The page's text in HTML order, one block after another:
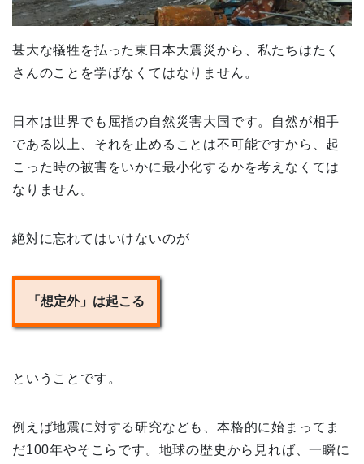
甚大な犠牲を払った東日本大震災から、私たちはたく
さんのことを学ばなくてはなりません。
日本は世界でも屈指の自然災害大国です。自然が相手
である以上、それを止めることは不可能ですから、起
こった時の被害をいかに最小化するかを考えなくては
なりません。
絶対に忘れてはいけないのが
「想定外」は起こる
ということです。
例えば地震に対する研究なども、本格的に始まってま
だ100年やそこらです。地球の歴史から見れば、一瞬に